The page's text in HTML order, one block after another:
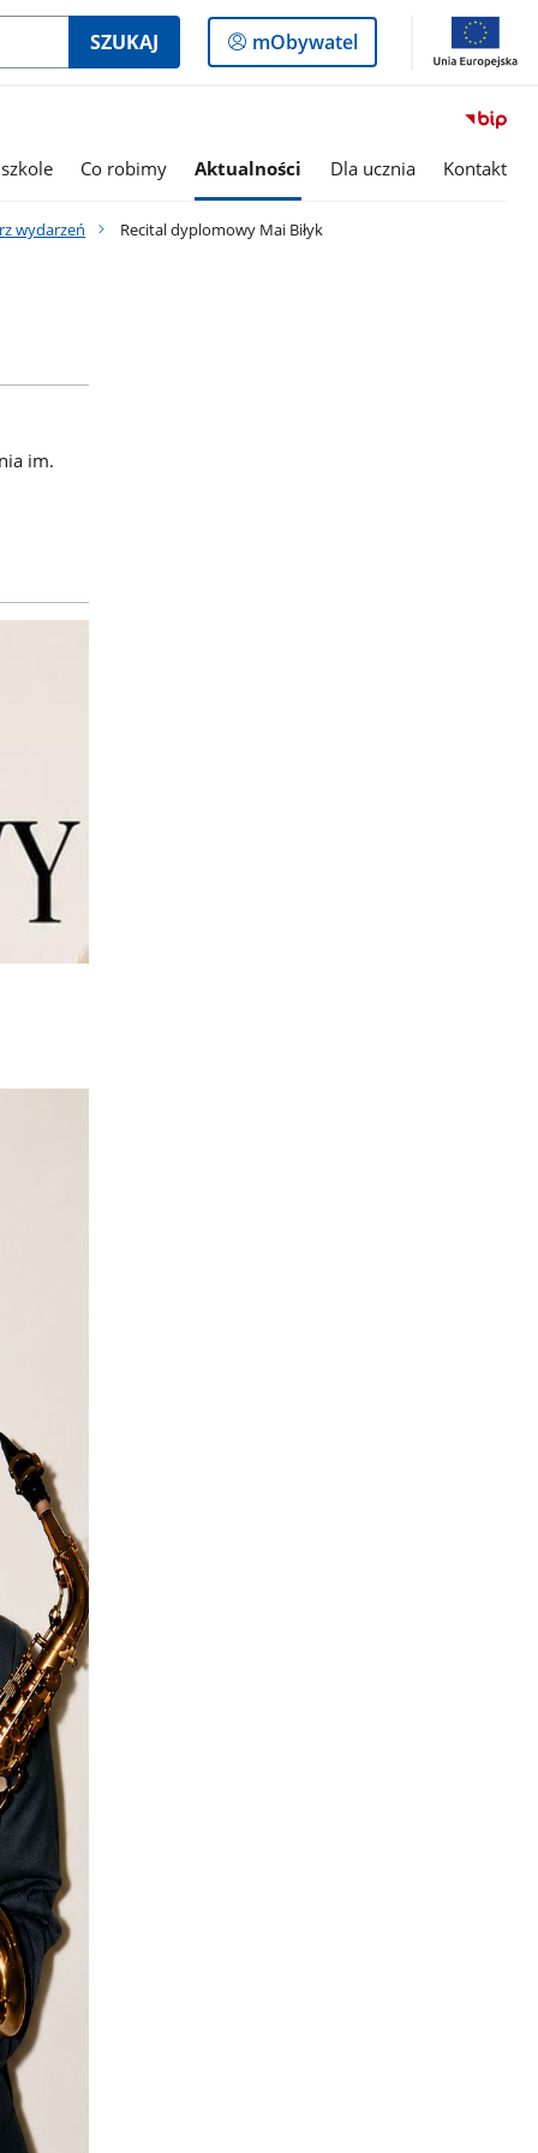
SZUKAJ
Logowanie
do
mObywatel
Co robimy Aktualności Dla ucznia Kontakt
wydarzeń Recital dyplomowy Mai Biłyk
im.